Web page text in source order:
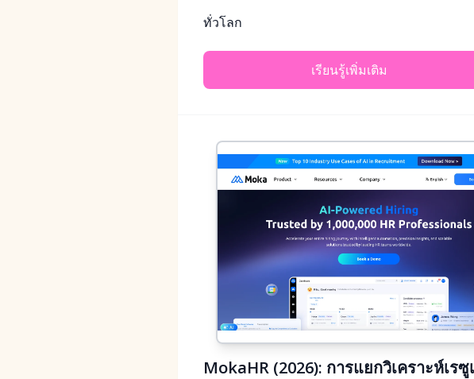
ทั่วโลก
เรียนรู้เพิ่มเติม
MokaHR (2026): การแยกวิเคราะห์เ